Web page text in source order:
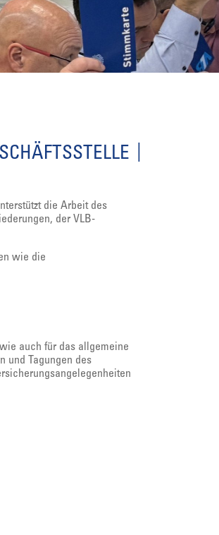
die Arbeit des
der VLB-
wie die
auch für das allgemeine
und Tagungen des